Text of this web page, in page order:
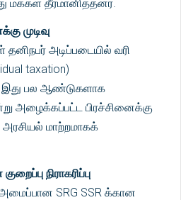
மக்கள் தீர்மானித்தனர்.
முடிவு
அடிப்படையில் வரி
taxation)
இது பல ஆண்டுகளாக
அழைக்கப்பட்ட பிரச்சினைக்கு
அரசியல் மாற்றமாகக்
நிராகரிப்பு
அமைப்பான SRG SSR க்கான